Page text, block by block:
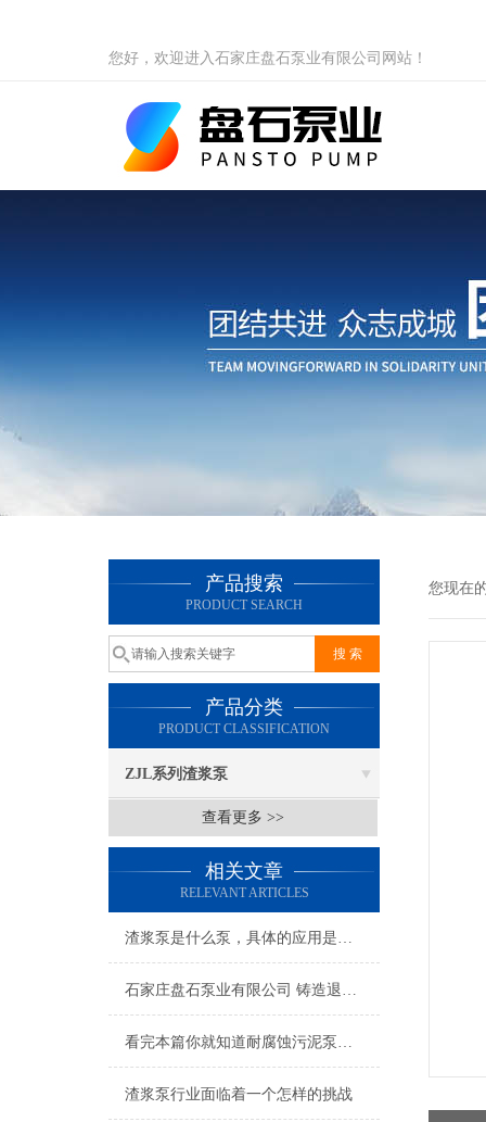
您好，欢迎进入石家庄盘石泵业有限公司网站！
产品搜索
PRODUCT SEARCH
产品分类
PRODUCT CLASSIFICATION
ZJL系列渣浆泵
查看更多 >>
相关文章
RELEVANT ARTICLES
渣浆泵是什么泵，具体的应用是什么
石家庄盘石泵业有限公司 铸造退火、回火的工艺简介
看完本篇你就知道耐腐蚀污泥泵的结构组成了
渣浆泵行业面临着一个怎样的挑战
您现在